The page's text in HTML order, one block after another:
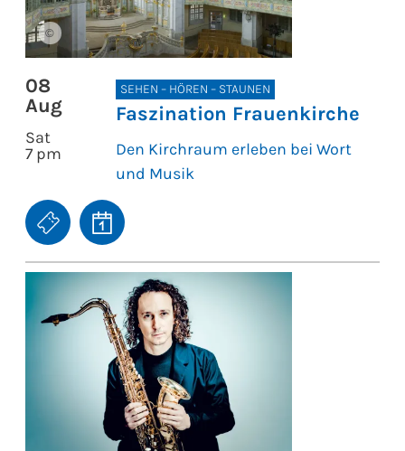
©
08
Aug
Sat
7 pm
SEHEN – HÖREN – STAUNEN
Faszination Frauenkirche
Den Kirchraum erleben bei Wort
und Musik